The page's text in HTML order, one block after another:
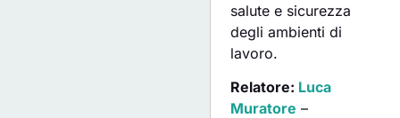
salute e sicurezza
degli ambienti di
lavoro.
Relatore: Luca
Muratore –